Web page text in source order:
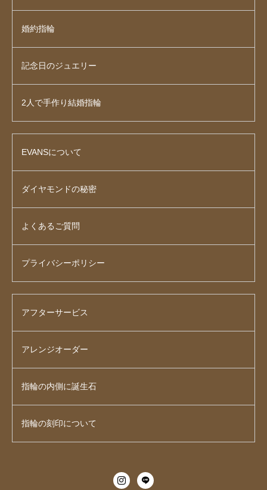
婚約指輪
記念日のジュエリー
2人で手作り結婚指輪
EVANSについて
ダイヤモンドの秘密
よくあるご質問
プライバシーポリシー
アフターサービス
アレンジオーダー
指輪の内側に誕生石
指輪の刻印について